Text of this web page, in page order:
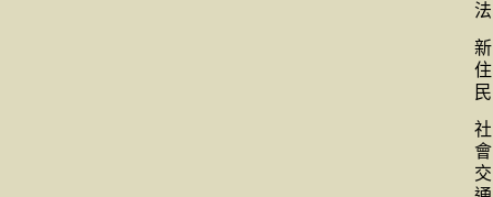
法
新
住
民
社
會
交